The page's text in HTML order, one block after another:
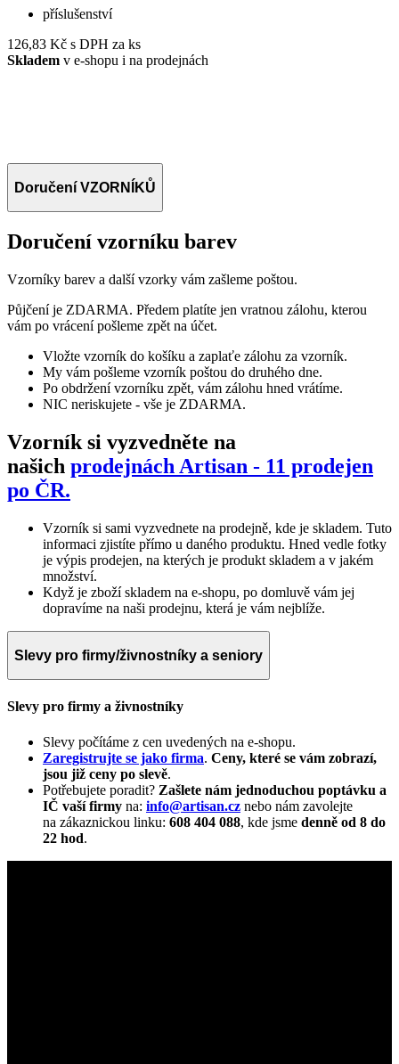
příslušenství
126,83 Kč s DPH za ks
Skladem v e-shopu i na prodejnách
Doručení VZORNÍKŮ
Doručení vzorníku barev
Vzorníky barev a další vzorky vám zašleme poštou.
Půjčení je ZDARMA. Předem platíte jen vratnou zálohu, kterou
vám po vrácení pošleme zpět na účet.
Vložte vzorník do košíku a zaplaťe zálohu za vzorník.
My vám pošleme vzorník poštou do druhého dne.
Po obdržení vzorníku zpět, vám zálohu hned vrátíme.
NIC neriskujete - vše je ZDARMA.
Vzorník si vyzvedněte na
našich prodejnách Artisan - 11 prodejen
po ČR.
Vzorník si sami vyzvednete na prodejně, kde je skladem. Tuto
informaci zjistíte přímo u daného produktu. Hned vedle fotky
je výpis prodejen, na kterých je produkt skladem a v jakém
množství.
Když je zboží skladem na e-shopu, po domluvě vám jej
dopravíme na naši prodejnu, která je vám nejblíže.
Slevy pro firmy/živnostníky a seniory
Slevy pro firmy a živnostníky
Slevy počítáme z cen uvedených na e-shopu.
Zaregistrujte se jako firma. Ceny, které se vám zobrazí,
jsou již ceny po slevě.
Potřebujete poradit? Zašlete nám jednoduchou poptávku a
IČ vaší firmy na: info@artisan.cz nebo nám zavolejte
na zákaznickou linku: 608 404 088, kde jsme denně od 8 do
22 hod.